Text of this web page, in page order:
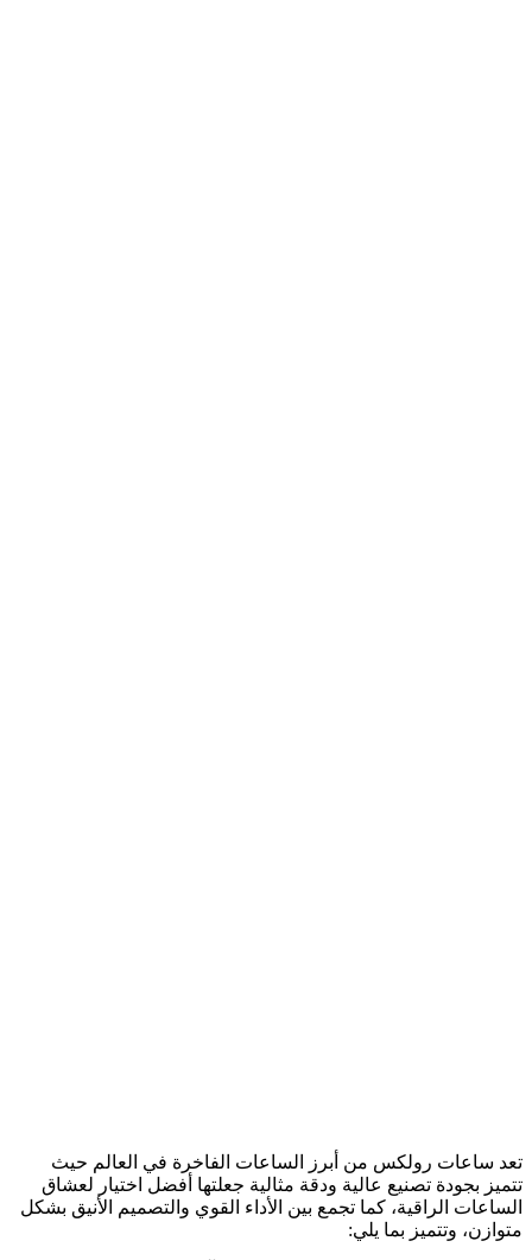
تعد ساعات رولكس من أبرز الساعات الفاخرة في العالم حيث
تتميز بجودة تصنيع عالية ودقة مثالية جعلتها أفضل اختيار لعشاق
الساعات الراقية، كما تجمع بين الأداء القوي والتصميم الأنيق بشكل
متوازن، وتتميز بما يلي: